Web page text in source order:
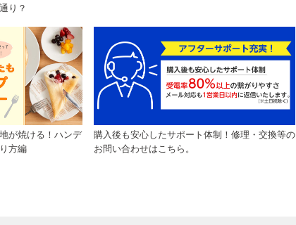
り？
が焼ける！ハンデ
方編
購入後も安心したサポート体制！修理・交換等の
お問い合わせはこちら。